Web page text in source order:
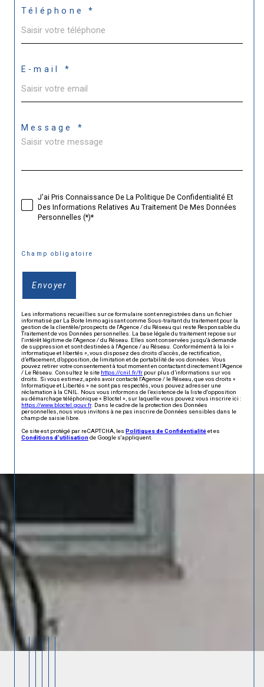
Téléphone *
E-mail *
Message *
J'ai Pris Connaissance De La Politique De Confidentialité Et
Des Informations Relatives Au Traitement De Mes Données
Personnelles (*)*
* Champ obligatoire
Envoyer
Les informations recueillies sur ce formulaire sont enregistrées dans un fichier
informatisé par La Boite Immo agissant comme Sous-traitant du traitement pour la
gestion de la clientèle/prospects de l'Agence / du Réseau qui reste Responsable du
Traitement de vos Données personnelles. La base légale du traitement repose sur
l'intérêt légitime de l'Agence / du Réseau. Elles sont conservées jusqu'à demande
de suppression et sont destinées à l'Agence / au Réseau. Conformément à la loi «
informatique et libertés », vous disposez des droits d’accès, de rectification,
d’effacement, d’opposition, de limitation et de portabilité de vos données. Vous
pouvez retirer votre consentement à tout moment en contactant directement l’Agence
/ Le Réseau. Consultez le site https://cnil.fr/fr pour plus d’informations sur vos
droits. Si vous estimez, après avoir contacté l'Agence / le Réseau, que vos droits «
Informatique et Libertés » ne sont pas respectés, vous pouvez adresser une
réclamation à la CNIL. Nous vous informons de l’existence de la liste d'opposition
au démarchage téléphonique « Bloctel », sur laquelle vous pouvez vous inscrire ici :
https://www.bloctel.gouv.fr. Dans le cadre de la protection des Données
personnelles, nous vous invitons à ne pas inscrire de Données sensibles dans le
champ de saisie libre.
Ce site est protégé par reCAPTCHA, les Politiques de Confidentialitéet es
Conditions d'utilisationde Google s'appliquent.